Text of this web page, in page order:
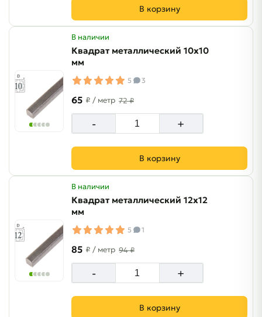
В корзину
В наличии
Квадрат металлический 10х10
мм
5 3
65 ₽ / метр 72 ₽
- +
В корзину
В наличии
Квадрат металлический 12х12
мм
5 1
85 ₽ / метр 94 ₽
- +
В корзину